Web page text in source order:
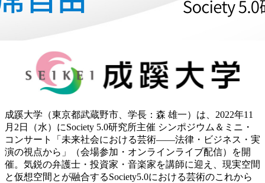
成蹊大学（東京都武蔵野市、学長：森 雄一）は、2022年11
月2日（水）にSociety 5.0研究所主催 シンポジウム＆ミニ・
コンサート「未来社会における芸術――法律・ビジネス・実
演の視点から」（会場参加・オンラインライブ配信）を開
催。気鋭の弁護士・投資家・音楽家を講師に迎え、現実空間
と仮想空間とが融合するSociety5.0における芸術のこれから